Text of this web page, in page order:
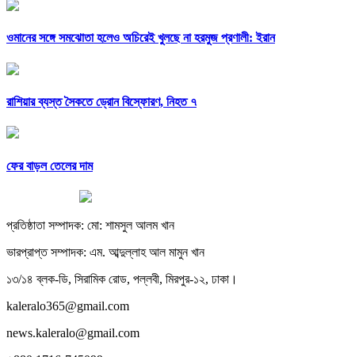
ওমানের সঙ্গে সমঝোতা হলেও অচিরেই খুলছে না হরমুজ প্রণালী: ইরান
রাশিয়ার ব্যস্ত সৈকতে ড্রোন বিস্ফোরণ, নিহত ৭
ফের বাড়ল তেলের দাম
প্রতিষ্ঠাতা সম্পাদক: মো: শামসুল আলম খান
ভারপ্রাপ্ত সম্পাদক: এম. আব্দুল্লাহ আল মামুন খান
১৩/১৪ ব্লক-ডি, সিরামিক রোড, পল্লবী, মিরপুর-১২, ঢাকা।
kaleralo365@gmail.com
news.kaleralo@gmail.com